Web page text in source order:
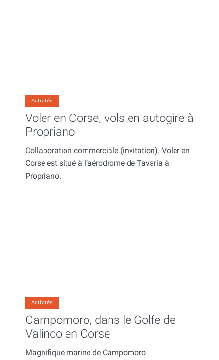
Activités
Voler en Corse, vols en autogire à
Propriano
Collaboration commerciale (invitation). Voler en
Corse est situé à l’aérodrome de Tavaria à
Propriano.
Activités
Campomoro, dans le Golfe de
Valinco en Corse
Magnifique marine de Campomoro